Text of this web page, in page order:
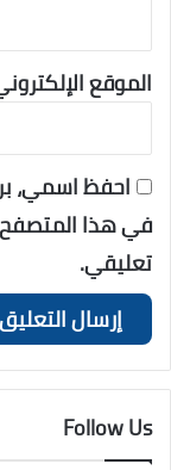
الموقع
احفظ اسمي،
في هذا المتصفح
تعليقي.
Follow Us